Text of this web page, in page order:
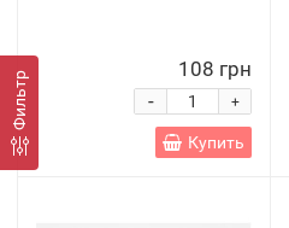
Фильтр
108 грн
+
-
Купить